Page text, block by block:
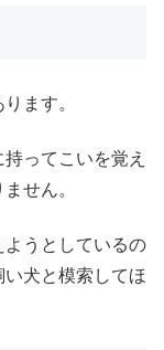
ます。
ってこいを覚え
せん。
ようとしているの
犬と模索してほ